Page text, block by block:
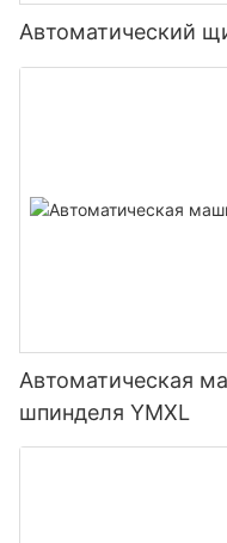
Автоматический
Автоматическая
шпинделя YMXL